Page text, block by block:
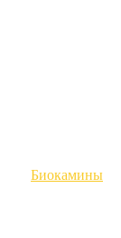
Биокамины